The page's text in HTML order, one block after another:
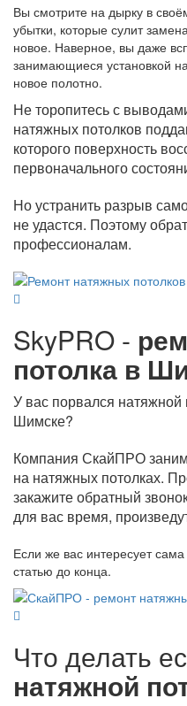
Вы смотрите на дырку в
убытки, которые сулит
новое. Наверное, вы даже
занимающиеся установкой
новое полотно.
Не торопитесь с
натяжных потолков
которого поверхность
первоначального
Но устранить разрыв
не удастся. Поэтому
профессионалам.
SkyPRO -
потолка в
У вас порвался
Шимске?
Компания СкайПРО
на натяжных потолках.
закажите обратный
для вас время,
Если же вас интересует
статью до конца.
Что делать
натяжной